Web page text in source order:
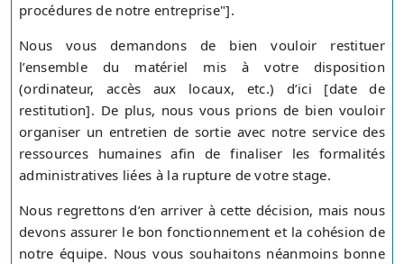
procédures de notre entreprise"].
Nous vous demandons de bien vouloir restituer
l’ensemble du matériel mis à votre disposition
(ordinateur, accès aux locaux, etc.) d’ici [date de
restitution]. De plus, nous vous prions de bien vouloir
organiser un entretien de sortie avec notre service des
ressources humaines afin de finaliser les formalités
administratives liées à la rupture de votre stage.
Nous regrettons d’en arriver à cette décision, mais nous
devons assurer le bon fonctionnement et la cohésion de
notre équipe. Nous vous souhaitons néanmoins bonne